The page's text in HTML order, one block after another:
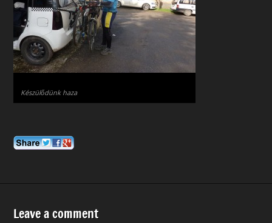
Készülődünk haza
Leave a comment